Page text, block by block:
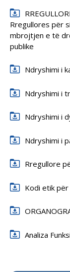
Rregullores për
mbrojtjen e të
publike
Ndryshimi i
Ndryshimi i
Ndryshimi i
Ndryshimi i
Rregullore
Kodi etik
Analiza